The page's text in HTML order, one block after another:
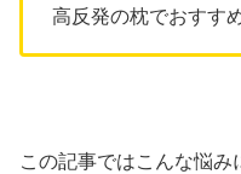
高反発の枕でおすす
この記事ではこんな悩み